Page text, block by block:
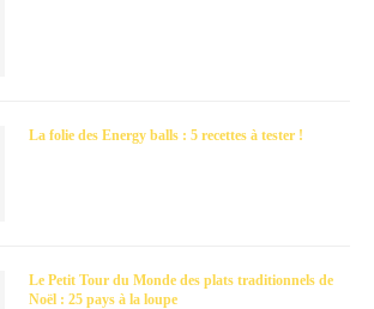
La folie des Energy balls : 5 recettes à tester !
Le Petit Tour du Monde des plats traditionnels de
Noël : 25 pays à la loupe